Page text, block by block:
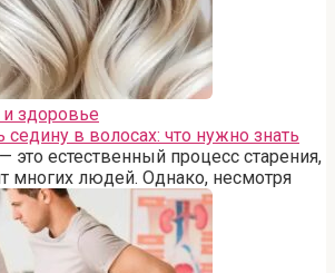
и здоровье
седину в волосах: что нужно знать
это естественный процесс старения,
многих людей. Однако, несмотря